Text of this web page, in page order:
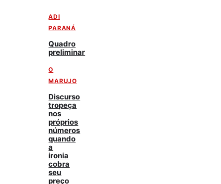
ADI
PARANÁ
Quadro
preliminar
O
MARUJO
Discurso
tropeça
nos
próprios
números
quando
a
ironia
cobra
seu
preço